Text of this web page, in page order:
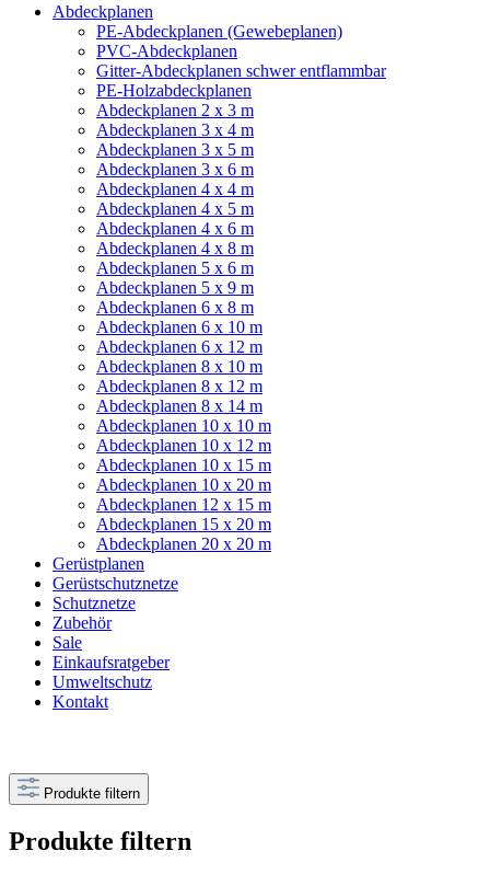
Abdeckplanen
PE-Abdeckplanen (Gewebeplanen)
PVC-Abdeckplanen
Gitter-Abdeckplanen schwer entflammbar
PE-Holzabdeckplanen
Abdeckplanen 2 x 3 m
Abdeckplanen 3 x 4 m
Abdeckplanen 3 x 5 m
Abdeckplanen 3 x 6 m
Abdeckplanen 4 x 4 m
Abdeckplanen 4 x 5 m
Abdeckplanen 4 x 6 m
Abdeckplanen 4 x 8 m
Abdeckplanen 5 x 6 m
Abdeckplanen 5 x 9 m
Abdeckplanen 6 x 8 m
Abdeckplanen 6 x 10 m
Abdeckplanen 6 x 12 m
Abdeckplanen 8 x 10 m
Abdeckplanen 8 x 12 m
Abdeckplanen 8 x 14 m
Abdeckplanen 10 x 10 m
Abdeckplanen 10 x 12 m
Abdeckplanen 10 x 15 m
Abdeckplanen 10 x 20 m
Abdeckplanen 12 x 15 m
Abdeckplanen 15 x 20 m
Abdeckplanen 20 x 20 m
Gerüstplanen
Gerüstschutznetze
Schutznetze
Zubehör
Sale
Einkaufsratgeber
Umweltschutz
Kontakt
Produkte filtern
Produkte filtern